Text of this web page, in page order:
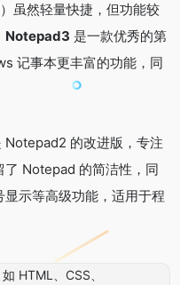
虽然轻量快捷，但功能较
Notepad3 是一款优秀的第
记事本更丰富的功能，同
Notepad2 的改进版，专注
了 Notepad 的简洁性，同
示等高级功能，适用于程
HTML、CSS、